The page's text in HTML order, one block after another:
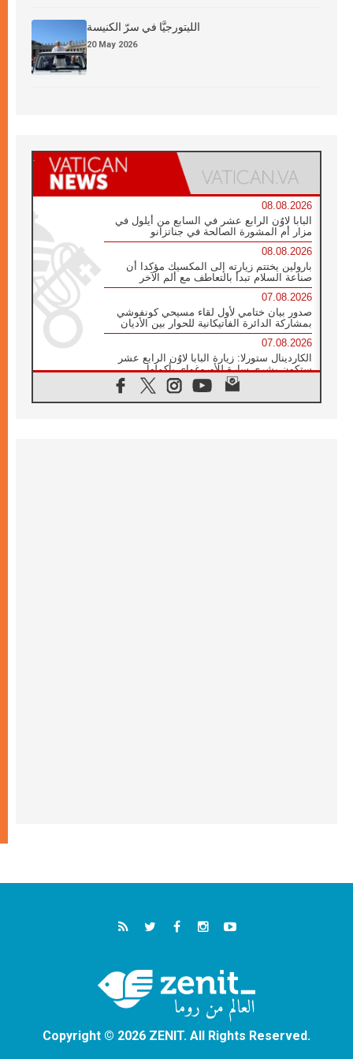
الليتورجيَّا في سرّ الكنيسة
20 May 2026
08.08.2026
البابا لاوُن الرابع عشر في السابع من أيلول في
مزار أم المشورة الصالحة في جناتزانو
08.08.2026
بارولين يختتم زيارته إلى المكسيك مؤكدا أن
صناعة السلام تبدأ بالتعاطف مع ألم الآخر
07.08.2026
صدور بيان ختامي لأول لقاء مسيحي كونفوشي
بمشاركة الدائرة الفاتيكانية للحوار بين الأديان
07.08.2026
الكاردينال ستورلا: زيارة البابا لاوُن الرابع عشر
ستكون بشرى سارة للأوروغواي بأكملها
الفاتيكان يعلن برنامج الزيارة الرسولية للبابا لاوُن
Copyright © 2026 ZENIT. All Rights Reserved.